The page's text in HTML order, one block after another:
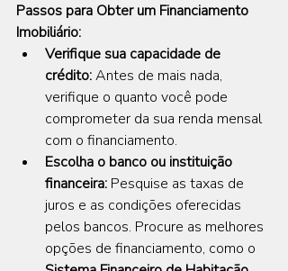
Passos para Obter um Financiamento
Imobiliário:
Verifique sua capacidade de
crédito: Antes de mais nada,
verifique o quanto você pode
comprometer da sua renda mensal
com o financiamento.
Escolha o banco ou instituição
financeira: Pesquise as taxas de
juros e as condições oferecidas
pelos bancos. Procure as melhores
opções de financiamento, como o